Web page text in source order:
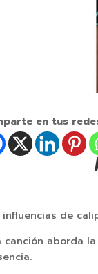
en tus
influencias de
canción aborda